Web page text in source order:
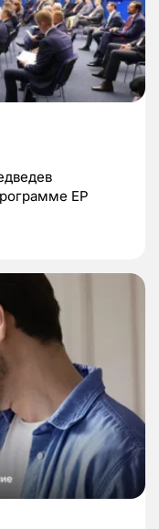
ЕР